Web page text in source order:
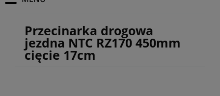
Przecinarka drogowa
jezdna NTC RZ170 450mm
cięcie 17cm